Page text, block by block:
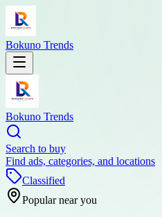
Bokuno Trends
Bokuno Trends
Search to buy
Find ads, categories, and locations
Classified
Popular near you